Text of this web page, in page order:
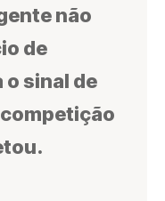
não
de
o sinal de